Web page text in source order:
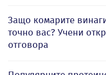
Защо комарите
точно вас? Учени
отговора